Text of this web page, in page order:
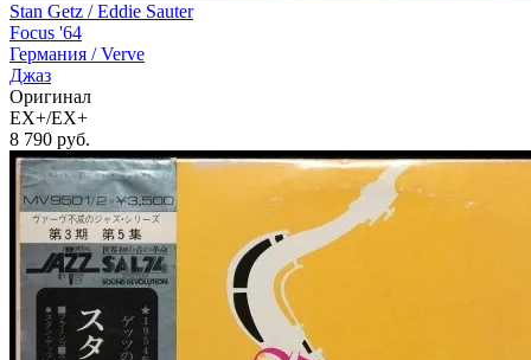
Stan Getz / Eddie Sauter
Focus '64
Германия /Verve
Джаз
Оригинал
EX+/EX+
8 790 руб.